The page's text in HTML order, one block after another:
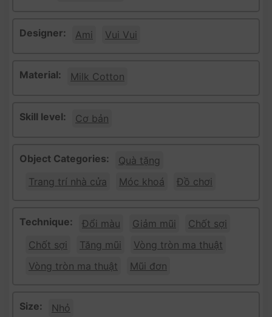
Designer: Ami Vui Vui
Material: Milk Cotton
Skill level: Cơ bản
Object Categories:
Quà tặng
Trang trí nhà cửa
Móc khoá Đồ chơi
Technique: Đổi màu Giảm mũi
Chốt sợi
Chốt sợi
Tăng mũi
Vòng tròn ma thuật
Vòng tròn ma thuật
Mũi đơn
Size: Nhỏ